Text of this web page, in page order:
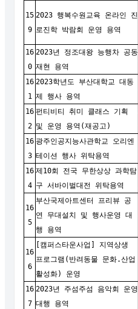
15
9
2023 행복수원교육 온라인 진
로진학 박람회 운영 용역
16
0
2023년 정조대왕 능행차 공동
재현 용역
16
1
2023학년도 부산대학교 대동
제 행사 용역
16
2
펀티비티 취미 클래스 기획
및 운영 용역(재공고)
16
3
광주인공지능사관학교 오리엔
테이션 행사 위탁용역
16
4
제10회 전국 무한상상 과학탐
구 서바이벌대전 위탁용역
16
5
부산국제아트센터 프리뷰 공
연 무대설치 및 행사운영 대
행 용역
16
6
[캠퍼스타운사업] 지역상생
프로그램(반려동물 문화.산업
활성화) 운영
16
7
2023년 주섬주섬 음악회 운영
대행 용역